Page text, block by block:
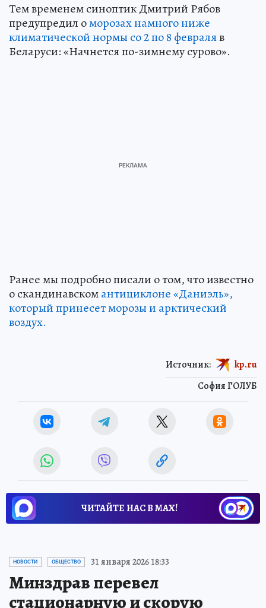
Тем временем синоптик Дмитрий Рябов
предупредил оморозах намного ниже
климатической нормы со 2 по 8 февраляв
Беларуси: «Начнется по-зимнему сурово».
Ранее мы подробно писали о том, что известно
о скандинавскомантициклоне «Даниэль»,
который принесет морозы и арктический
воздух.
София ГОЛУБ
Источник: kp.ru
ЧИТАЙТЕ НАС В МАХ!
НОВОСТИ ОБЩЕСТВО 31 января 2026 18:33
Минздрав перевел
стационарную и скорую